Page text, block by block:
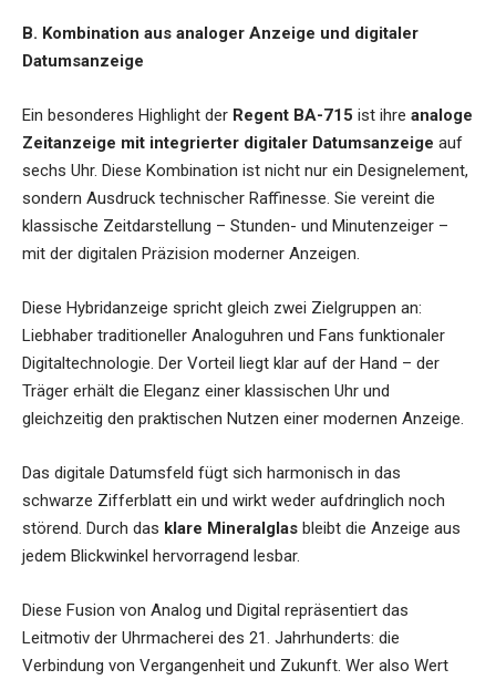
B. Kombination aus analoger Anzeige und digitaler
Datumsanzeige
Ein besonderes Highlight der Regent BA-715 ist ihre analoge
Zeitanzeige mit integrierter digitaler Datumsanzeige auf
sechs Uhr. Diese Kombination ist nicht nur ein Designelement,
sondern Ausdruck technischer Raffinesse. Sie vereint die
klassische Zeitdarstellung – Stunden- und Minutenzeiger –
mit der digitalen Präzision moderner Anzeigen.
Diese Hybridanzeige spricht gleich zwei Zielgruppen an:
Liebhaber traditioneller Analoguhren und Fans funktionaler
Digitaltechnologie. Der Vorteil liegt klar auf der Hand – der
Träger erhält die Eleganz einer klassischen Uhr und
gleichzeitig den praktischen Nutzen einer modernen Anzeige.
Das digitale Datumsfeld fügt sich harmonisch in das
schwarze Zifferblatt ein und wirkt weder aufdringlich noch
störend. Durch das klare Mineralglas bleibt die Anzeige aus
jedem Blickwinkel hervorragend lesbar.
Diese Fusion von Analog und Digital repräsentiert das
Leitmotiv der Uhrmacherei des 21. Jahrhunderts: die
Verbindung von Vergangenheit und Zukunft. Wer also Wert